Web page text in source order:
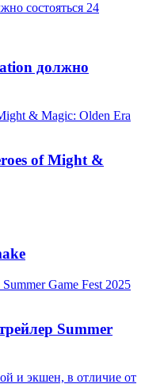
состояться 24
должно
& Magic: Olden Era
of Might &
Game Fest 2025
Summer
и экшен, в отличие от